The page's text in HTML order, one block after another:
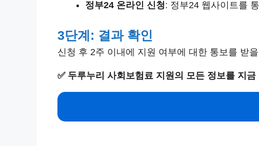
정부24 온라인 신청: 정부24 웹사이트를
3단계: 결과 확인
신청 후 2주 이내에 지원 여부에 대한 통보를 받
✅ 두루누리 사회보험료 지원의 모든 정보를 지금